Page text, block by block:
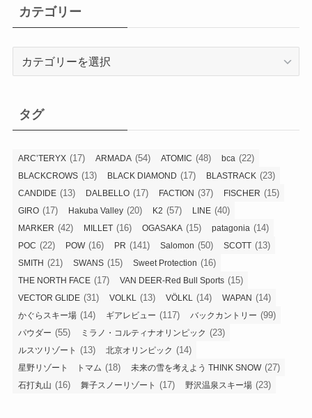
カテゴリー
ー
タグ
ARC’TERYX (17) ARMADA (54) ATOMIC (48) bca (22)
BLACKCROWS (13) BLACK DIAMOND (17) BLASTRACK (23)
CANDIDE (13) DALBELLO (17) FACTION (37) FISCHER (15)
GIRO (17) Hakuba Valley (20) K2 (57) LINE (40)
MARKER (42) MILLET (16) OGASAKA (15) patagonia (14)
POC (22) POW(16) PR (141) Salomon (50) SCOTT (13)
SMITH (21) SWANS (15) Sweet Protection (16)
THE NORTH FACE (17) VAN DEER-Red Bull Sports (15)
VECTOR GLIDE (31) VOLKL (13) VÖLKL (14) WAPAN (14)
かぐらスキー場 (14) ギアレビュー (117) バックカントリー (99)
パウダー (55) ミラノ・コルティナオリンピック (23)
ルスツリゾート (13) 北京オリンピック (14)
星野リゾート トマム (18) 未来の雪を考えよう THINK SNOW(27)
石打丸山 (16) 舞子スノーリゾート (17) 野沢温泉スキー場 (23)